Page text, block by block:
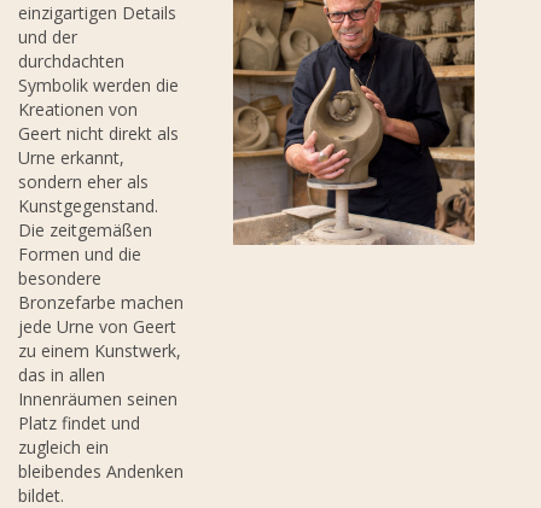
einzigartigen Details
und der
durchdachten
Symbolik werden die
Kreationen von
Geert nicht direkt als
Urne erkannt,
sondern eher als
Kunstgegenstand.
Die zeitgemäßen
Formen und die
besondere
Bronzefarbe machen
jede Urne von Geert
zu einem Kunstwerk,
das in allen
Innenräumen seinen
Platz findet und
zugleich ein
bleibendes Andenken
bildet.